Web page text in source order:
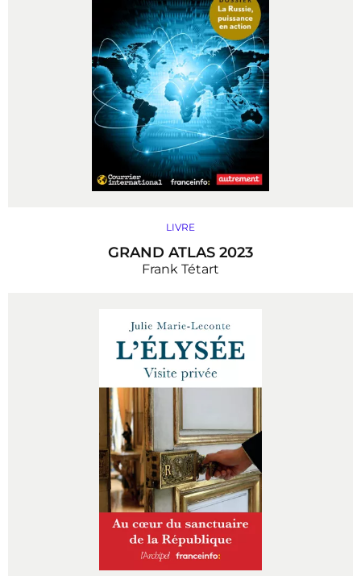
LIVRE
GRAND ATLAS 2023
Frank Tétart